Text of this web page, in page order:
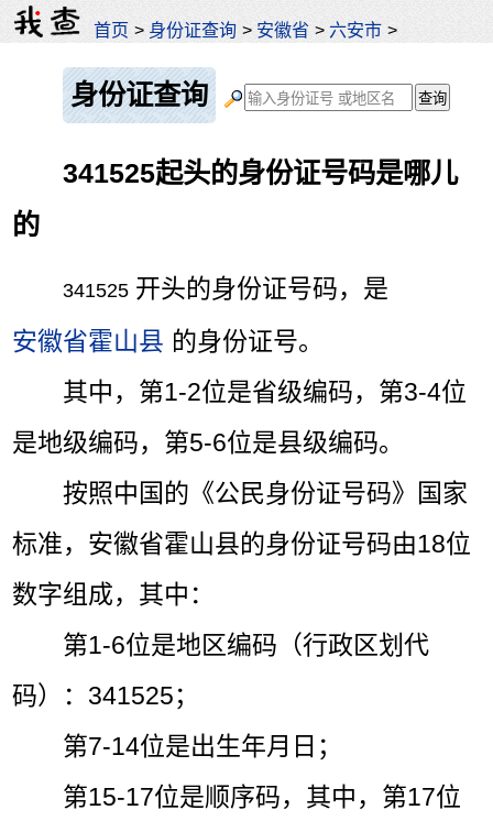
首页 > 身份证查询 > 安徽省 > 六安市 >
身份证查询
341525起头的身份证号码是哪儿
的
341525 开头的身份证号码，是
安徽省霍山县 的身份证号。
其中，第1-2位是省级编码，第3-4位
是地级编码，第5-6位是县级编码。
按照中国的《公民身份证号码》国家
标准，安徽省霍山县的身份证号码由18位
数字组成，其中：
第1-6位是地区编码（行政区划代
码）：341525；
第7-14位是出生年月日；
第15-17位是顺序码，其中，第17位